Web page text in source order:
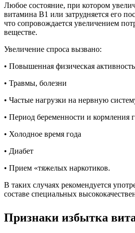
Любое состояние, при котором
витамина B1 или затрудняется его
что сопровождается увеличением
веществе.
Увеличение спроса вызвано:
• Повышенная физическая активность
• Травмы, болезни
• Частые нагрузки на нервную
• Период беременности и кормления
• Холодное время года
• Диабет
• Прием «тяжелых наркотиков.
В таких случаях рекомендуется
составе специальных
Признаки избытка